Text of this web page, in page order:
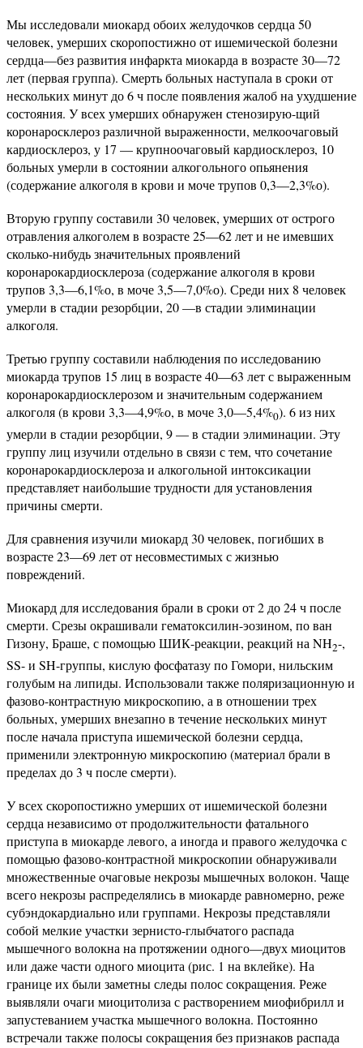
Мы исследовали миокард обоих желудочков сердца 50
человек, умерших скоропостижно от ишемической болезни
сердца—без развития инфаркта миокарда в возрасте 30—72
лет (первая группа). Смерть больных наступала в сроки от
нескольких минут до 6 ч после появления жалоб на ухудшение
состояния. У всех умерших обнаружен стенозирую-щий
коронаросклероз различной выраженности, мелкоочаговый
кардиосклероз, у 17 — крупноочаговый кардиосклероз, 10
больных умерли в состоянии алкогольного опьянения
(содержание алкоголя в крови и моче трупов 0,3—2,3%о).
Вторую группу составили 30 человек, умерших от острого
отравления алкоголем в возрасте 25—62 лет и не имевших
сколько-нибудь значительных проявлений
коронарокардиосклероза (содержание алкоголя в крови
трупов 3,3—6,1%о, в моче 3,5—7,0%о). Среди них 8 человек
умерли в стадии резорбции, 20 —в стадии элиминации
алкоголя.
Третью группу составили наблюдения по исследованию
миокарда трупов 15 лиц в возрасте 40—63 лет с выраженным
коронарокардиосклерозом и значительным содержанием
алкоголя (в крови 3,3—4,9%о, в моче 3,0—5,4%0). 6 из них
умерли в стадии резорбции, 9 — в стадии элиминации. Эту
группу лиц изучили отдельно в связи с тем, что сочетание
коронарокардиосклероза и алкогольной интоксикации
представляет наибольшие трудности для установления
причины смерти.
Для сравнения изучили миокард 30 человек, погибших в
возрасте 23—69 лет от несовместимых с жизнью
повреждений.
Миокард для исследования брали в сроки от 2 до 24 ч после
смерти. Срезы окрашивали гематоксилин-эозином, по ван
Гизону, Браше, с помощью ШИК-реакции, реакций на NH2-,
SS- и SH-группы, кислую фосфатазу по Гомори, нильским
голубым на липиды. Использовали также поляризационную и
фазово-контрастную микроскопию, а в отношении трех
больных, умерших внезапно в течение нескольких минут
после начала приступа ишемической болезни сердца,
применили электронную микроскопию (материал брали в
пределах до 3 ч после смерти).
У всех скоропостижно умерших от ишемической болезни
сердца независимо от продолжительности фатального
приступа в миокарде левого, а иногда и правого желудочка с
помощью фазово-контрастной микроскопии обнаруживали
множественные очаговые некрозы мышечных волокон. Чаще
всего некрозы распределялись в миокарде равномерно, реже
субэндокардиально или группами. Некрозы представляли
собой мелкие участки зернисто-глыбчатого распада
мышечного волокна на протяжении одного—двух миоцитов
или даже части одного миоцита (рис. 1 на вклейке). На
границе их были заметны следы полос сокращения. Реже
выявляли очаги миоцитолиза с растворением миофибрилл и
запустеванием участка мышечного волокна. Постоянно
встречали также полосы сокращения без признаков распада